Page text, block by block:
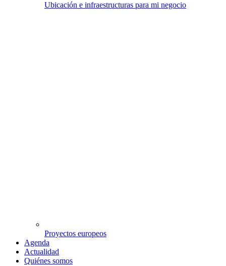
Ubicación e infraestructuras para mi negocio
Proyectos europeos
Agenda
Actualidad
Quiénes somos